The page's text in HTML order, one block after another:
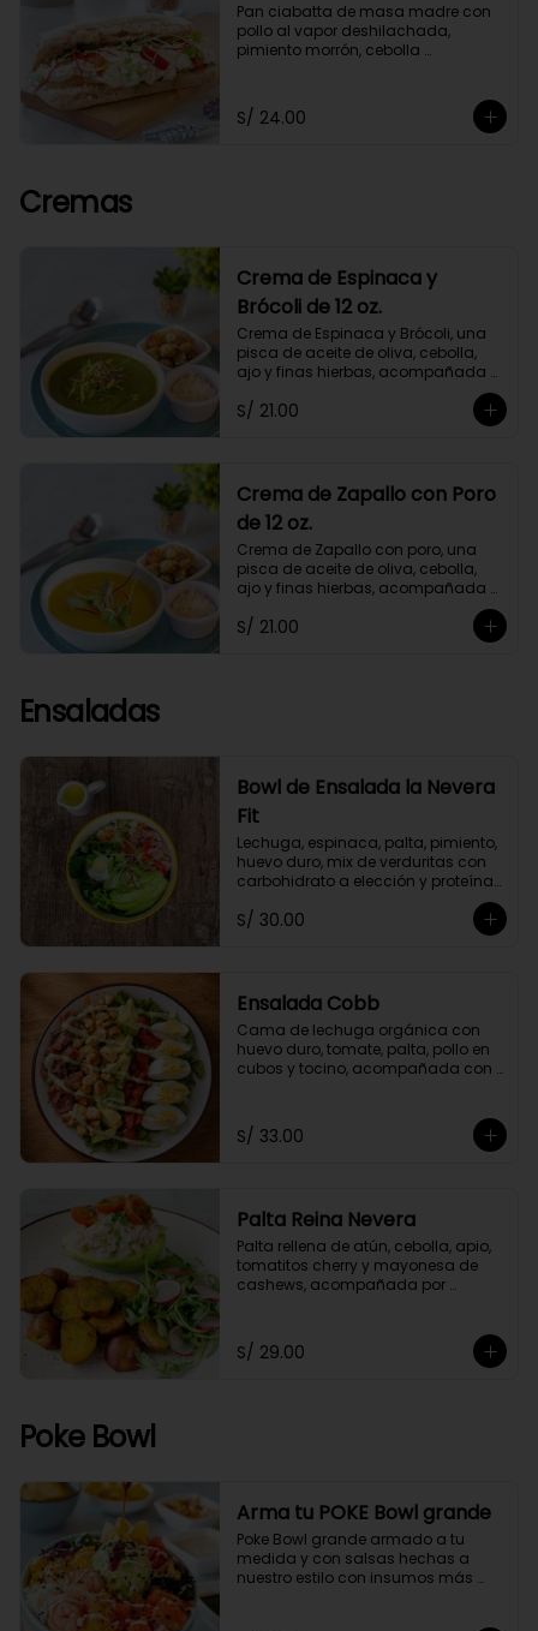
Pan ciabatta de masa madre con
pollo al vapor deshilachada,
pimiento morrón, cebolla
toque de orégano. Con mayonesa
de cashews.
S/ 24.00
Cremas
Crema de Espinaca y
Brócoli de 12 oz.
Crema de Espinaca y Brócoli, una
pisca de aceite de oliva, cebolla,
ajo y finas hierbas, acompañada
madre. No contiene papa ni
S/ 21.00
Crema de Zapallo con Poro
de 12 oz.
Crema de Zapallo con poro, una
pisca de aceite de oliva, cebolla,
ajo y finas hierbas, acompañada
madre. No contiene papa ni
S/ 21.00
Ensaladas
Bowl de Ensalada la Nevera
Fit
Lechuga, espinaca, palta, pimiento,
huevo duro, mix de verduritas con
carbohidrato a elección y proteína
selecionada. Con aliño La Nevera Fit
S/ 30.00
Ensalada Cobb
Cama de lechuga orgánica con
huevo duro, tomate, palta, pollo en
cubos y tocino, acompañada con
S/ 33.00
Palta Reina Nevera
Palta rellena de atún, cebolla, apio,
tomatitos cherry y mayonesa de
cashews, acompañada por
arúgula.
S/ 29.00
Poke Bowl
Arma tu POKE Bowl grande
Poke Bowl grande armado a tu
medida y con salsas hechas a
nuestro estilo con insumos más